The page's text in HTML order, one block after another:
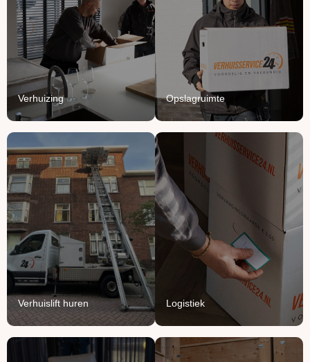
Verhuizing
Uw inboedel van A naar
B verhuizen? Wij regelen
het van A tot Z.
Lees Meer
Opslagruimte
Jouw spullen staan bij
ons veilig, verwarmd en
beschermd.
Lees Meer
Verhuislift huren
Verhuislift
huren
Breng je verhuizing naar
grote hoogte met onze
verhuisliften.
Lees Meer
Logistiek
Logistiek
We vullen onze vrachten
aan met jouw meubels en
producten.